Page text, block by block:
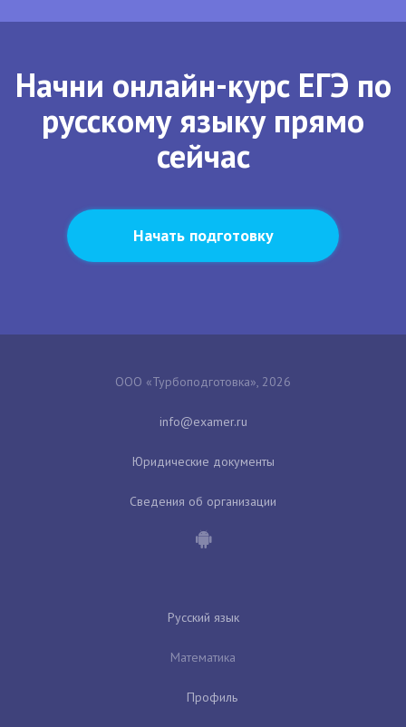
Начни онлайн-курс ЕГЭ по
русскому языку прямо
сейчас
Начать подготовку
ООО «Турбоподготовка», 2026
Юридические документы
Сведения об организации
Русский язык
Математика
Профиль